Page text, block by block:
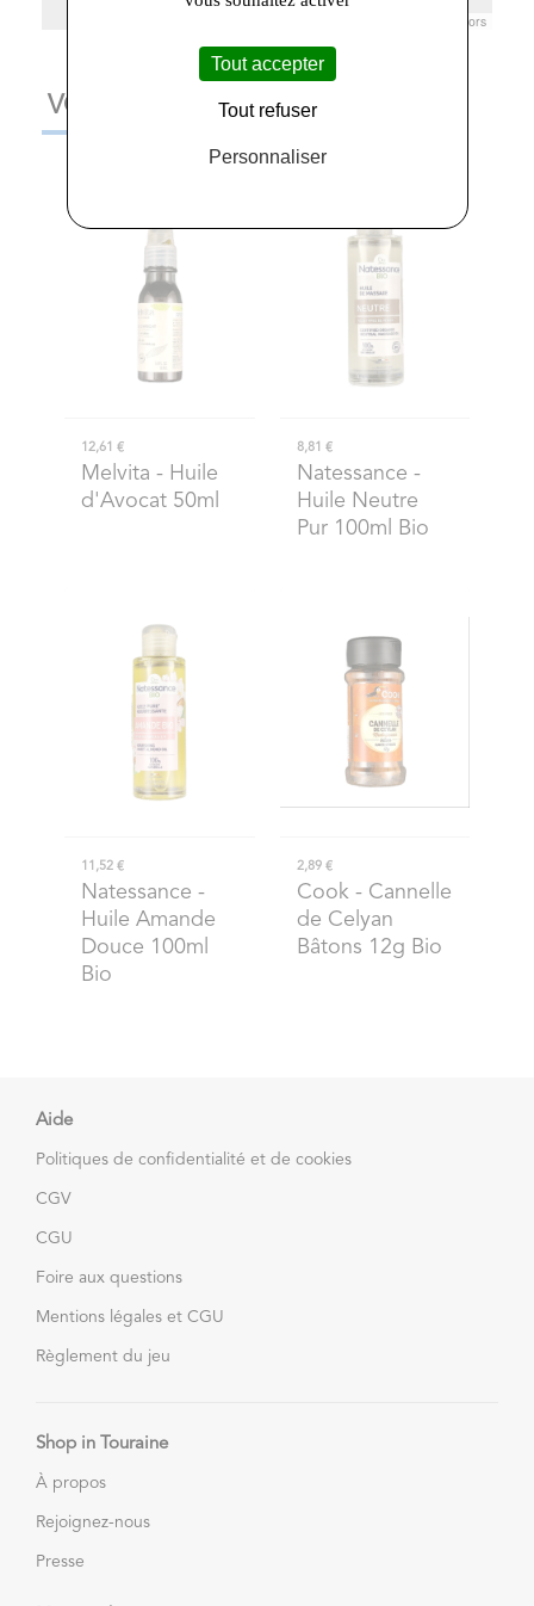
contributors
VOUS AIMEREZ AUSSI
12,61 €
Melvita - Huile
d'Avocat 50ml
8,81 €
Natessance -
Huile Neutre
Pur 100ml Bio
11,52 €
Natessance -
Huile Amande
Douce 100ml
Bio
2,89 €
Cook- Cannelle
de Celyan
Bâtons 12g Bio
Aide
Politiques de confidentialité et de cookies
CGV
CGU
Foire aux questions
Mentions légales et CGU
Règlement du jeu
Shop in Touraine
À propos
Rejoignez-nous
Presse
Tout accepter
Tout refuser
Personnaliser